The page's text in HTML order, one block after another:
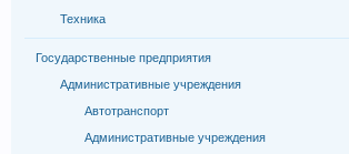
Техника
Государственные предприятия
Административные учреждения
Автотранспорт
Административные учреждения